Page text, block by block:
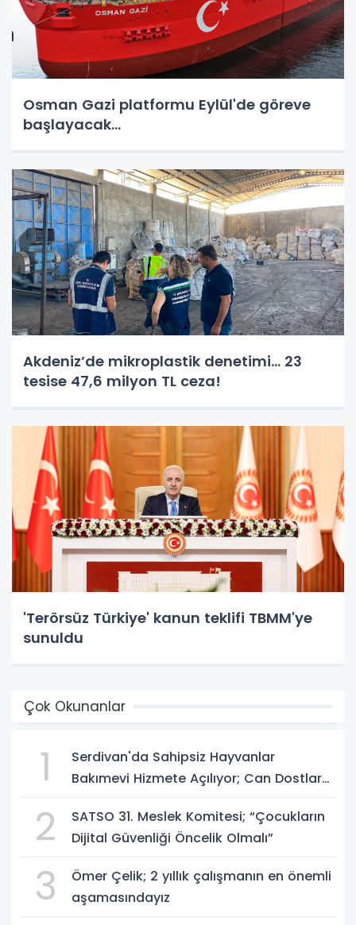
Osman Gazi platformu Eylül'de göreve
başlayacak...
Akdeniz’de mikroplastik denetimi... 23
tesise 47,6 milyon TL ceza!
'Terörsüz Türkiye' kanun teklifi TBMM'ye
sunuldu
Çok Okunanlar
1
Serdivan'da Sahipsiz Hayvanlar
Bakımevi Hizmete Açılıyor; Can Dostlara
2
SATSO 31. Meslek Komitesi; “Çocukların
Dijital Güvenliği Öncelik Olmalı”
3
Ömer Çelik; 2 yıllık çalışmanın en önemli
aşamasındayız